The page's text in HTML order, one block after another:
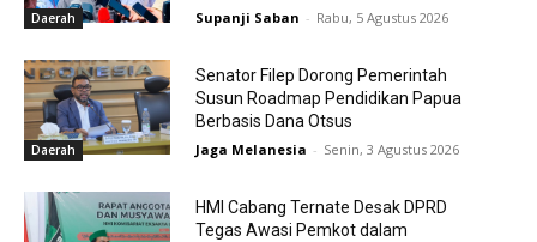
Daerah Supanji Saban - Rabu, 5 Agustus 2026
Daerah
Senator Filep Dorong Pemerintah
Susun Roadmap Pendidikan Papua
Berbasis Dana Otsus
Jaga Melanesia - Senin, 3 Agustus 2026
HMI Cabang Ternate Desak DPRD
Tegas Awasi Pemkot dalam